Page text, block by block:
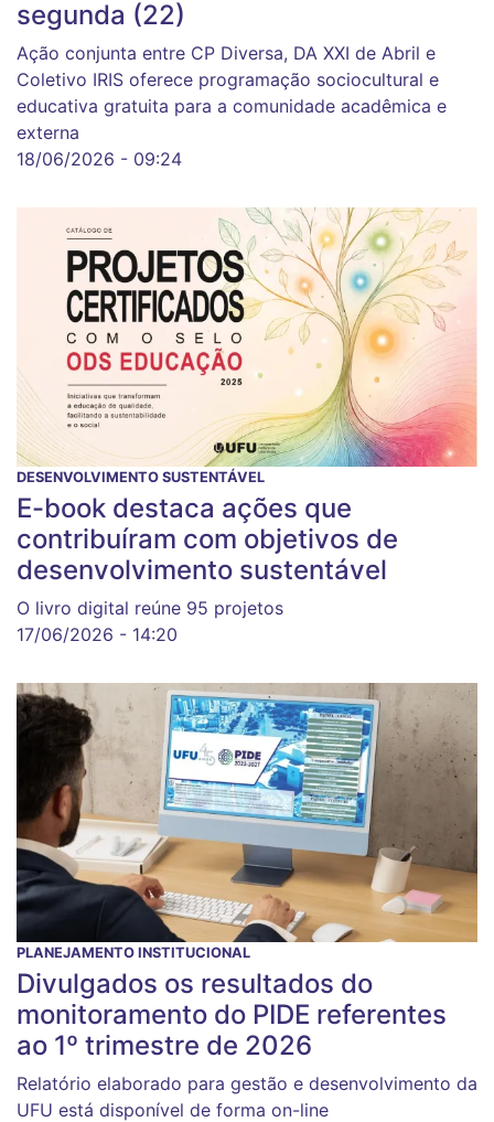
segunda (22)
Ação conjunta entre CP Diversa, DA XXI de Abril e
Coletivo IRIS oferece programação sociocultural e
educativa gratuita para a comunidade acadêmica e
externa
18/06/2026 - 09:24
DESENVOLVIMENTO SUSTENTÁVEL
E-book destaca ações que
contribuíram com objetivos de
desenvolvimento sustentável
O livro digital reúne 95 projetos
17/06/2026 - 14:20
PLANEJAMENTO INSTITUCIONAL
Divulgados os resultados do
monitoramento do PIDE referentes
ao 1º trimestre de 2026
Relatório elaborado para gestão e desenvolvimento da
UFU está disponível de forma on-line